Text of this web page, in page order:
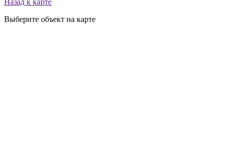
Выберите объект на карте